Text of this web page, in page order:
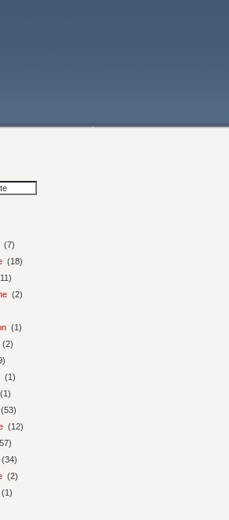
(7)
(18)
(2)
(1)
(2)
(1)
(1)
(53)
(12)
(34)
(2)
(1)